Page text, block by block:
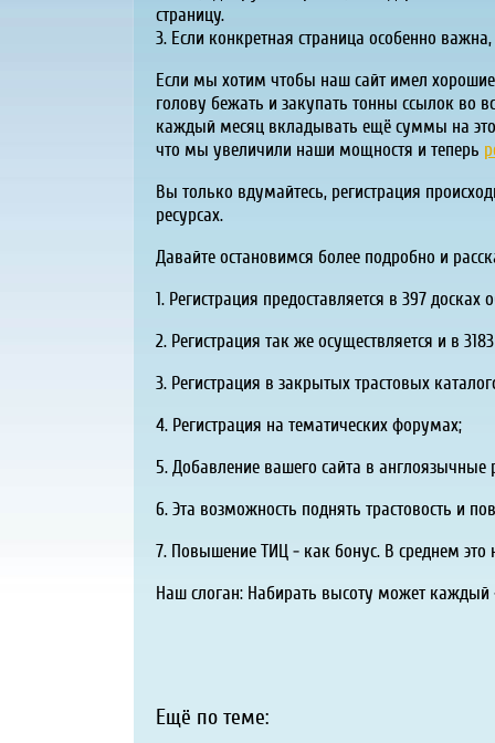
страницу.
3. Если конкретная страница особенно
Если мы хотим чтобы наш сайт имел
голову бежать и закупать тонны ссылок во
каждый месяц вкладывать ещё суммы на это
что мы увеличили наши мощностя и теперь
Вы только вдумайтесь, регистрация
ресурсах.
Давайте остановимся более подробно и
1. Регистрация предоставляется в 397 досках
2. Регистрация так же осуществляется и в
3. Регистрация в закрытых трастовых
4. Регистрация на тематических форумах;
5. Добавление вашего сайта в
6. Эта возможность поднять трастовость и
7. Повышение ТИЦ - как бонус. В среднем
Наш слоган: Набирать высоту может
Ещё по теме: